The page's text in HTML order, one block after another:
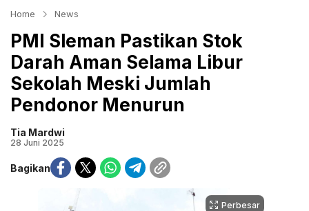
Home News
PMI Sleman Pastikan Stok
Darah Aman Selama Libur
Sekolah Meski Jumlah
Pendonor Menurun
Tia Mardwi
28 Juni 2025
Bagikan
Perbesar